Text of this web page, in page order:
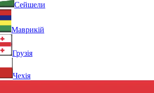
Сейшели
Маврикій
Грузія
Чехія